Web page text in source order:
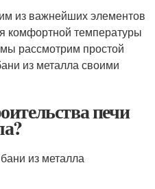
из важнейших элементов
комфортной температуры
рассмотрим простой
из металла своими
печи
из металла